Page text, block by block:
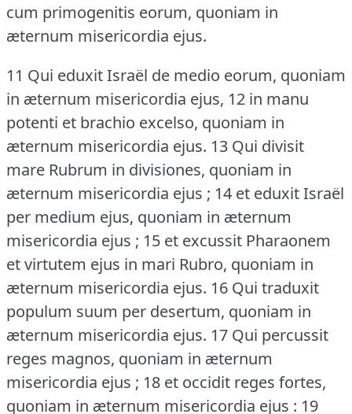
cum primogenitis eorum, quoniam in
æternum misericordia ejus.
11 Qui eduxit Israël de medio eorum, quoniam
in æternum misericordia ejus, 12 in manu
potenti et brachio excelso, quoniam in
æternum misericordia ejus. 13 Qui divisit
mare Rubrum in divisiones, quoniam in
æternum misericordia ejus ; 14 et eduxit Israël
per medium ejus, quoniam in æternum
misericordia ejus ; 15 et excussit Pharaonem
et virtutem ejus in mari Rubro, quoniam in
æternum misericordia ejus. 16 Qui traduxit
populum suum per desertum, quoniam in
æternum misericordia ejus. 17 Qui percussit
reges magnos, quoniam in æternum
misericordia ejus ; 18 et occidit reges fortes,
quoniam in æternum misericordia ejus : 19